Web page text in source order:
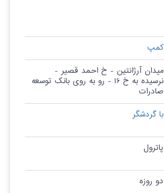
کمپ
میدان آرژانتین - خ احمد قصیر -
نرسیده به خ 16 - رو به روی بانک توسعه
صادرات
با گردشگر
پاترول
دو روزه